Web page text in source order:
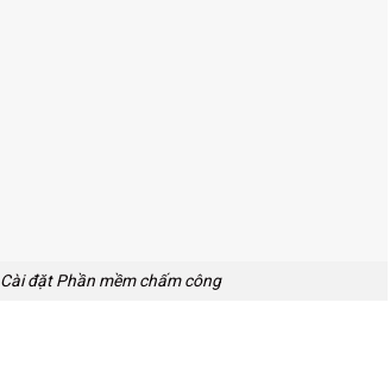
Cài đặt Phần mềm chấm công